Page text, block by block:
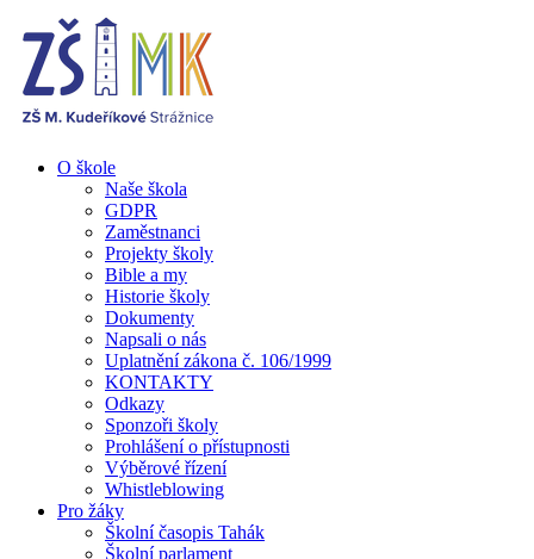
O škole
Naše škola
GDPR
Zaměstnanci
Projekty školy
Bible a my
Historie školy
Dokumenty
Napsali o nás
Uplatnění zákona č. 106/1999
KONTAKTY
Odkazy
Sponzoři školy
Prohlášení o přístupnosti
Výběrové řízení
Whistleblowing
Pro žáky
Školní časopis Tahák
Školní parlament